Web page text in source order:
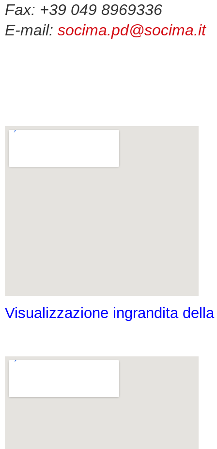
Fax: +39 049 8969336
E-mail: socima.pd@socima.it
Visualizzazione ingrandita